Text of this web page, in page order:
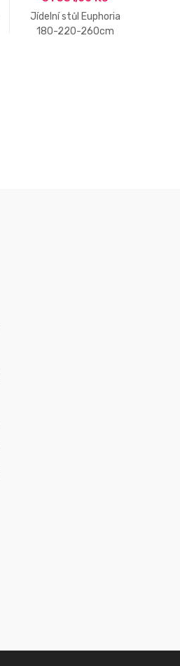
Jídelní stůl Euphoria
180-220-260cm